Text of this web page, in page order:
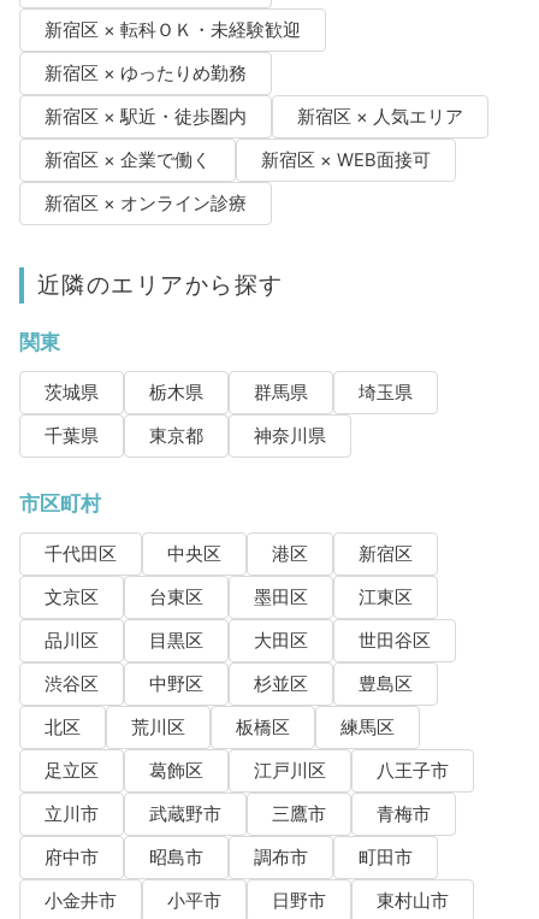
新宿区 × 転科ＯＫ・未経験歓迎
新宿区 × ゆったりめ勤務
新宿区 × 駅近・徒歩圏内
新宿区 × 人気エリア
新宿区 × 企業で働く
新宿区 × WEB面接可
新宿区 × オンライン診療
近隣のエリアから探す
関東
茨城県 栃木県 群馬県
埼玉県
千葉県
東京都 神奈川県
市区町村
千代田区 中央区 港区
新宿区
文京区
台東区 墨田区
江東区
品川区
目黒区 大田区
世田谷区
渋谷区
中野区 杉並区
豊島区
北区
荒川区 板橋区
練馬区
足立区
葛飾区 江戸川区
八王子市
立川市
武蔵野市 三鷹市
青梅市
府中市
昭島市 調布市
町田市
小金井市
小平市 日野市
東村山市